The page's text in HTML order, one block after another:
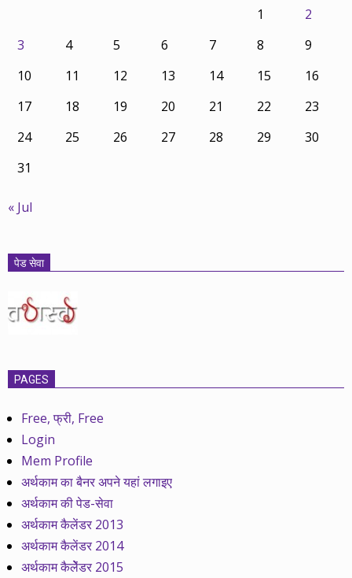
1
2
3
4 5 6 7 8
9
10
11 12 13 14 15
16
17
18 19 20 21 22
23
24
25 26 27 28 29
30
31
« Jul
पेड सेवा
PAGES
Free, फ्री, Free
Login
Mem Profile
अर्थकाम का बैनर अपने यहां लगाइए
अर्थकाम की पेड-सेवा
अर्थकाम कैलेंडर 2013
अर्थकाम कैलेंडर 2014
अर्थकाम कैलेेंडर 2015